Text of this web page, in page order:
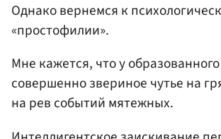
Однако вернемся к
«простофилии».
Мне кажется, что у
совершенно звериное чутье на
на рев событий мятежных.